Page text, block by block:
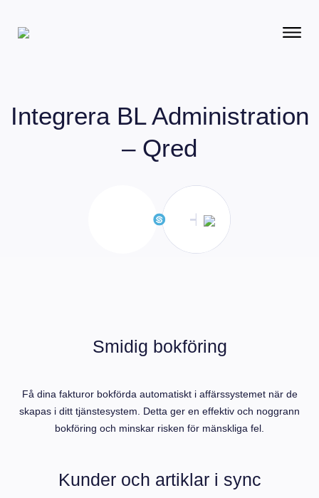
Integrera BL Administration
– Qred
Smidig bokföring
Få dina fakturor bokförda automatiskt i affärssystemet när de
skapas i ditt tjänstesystem. Detta ger en effektiv och noggrann
bokföring och minskar risken för mänskliga fel.
Kunder och artiklar i sync